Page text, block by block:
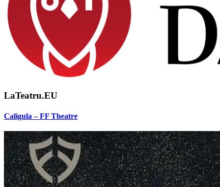
LaTeatru.EU
Caligula – FF Theatre